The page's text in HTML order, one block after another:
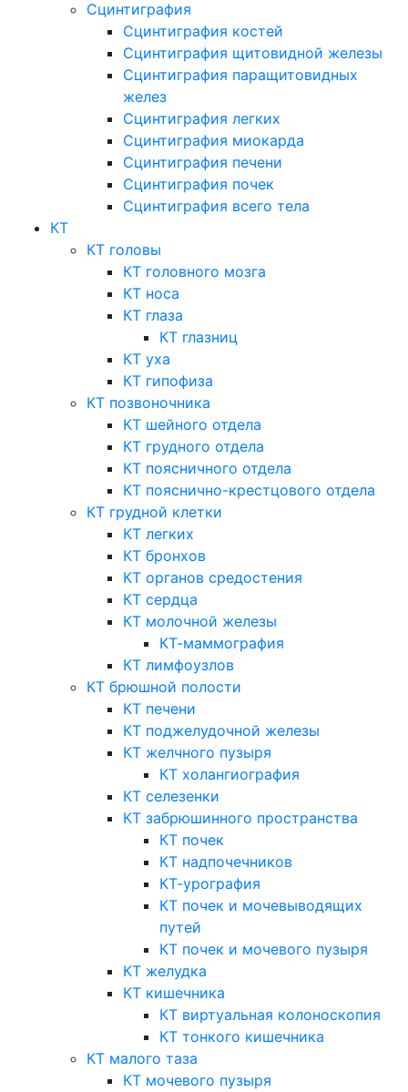
Сцинтиграфия
Сцинтиграфия костей
Сцинтиграфия щитовидной железы
Сцинтиграфия паращитовидных
желез
Сцинтиграфия легких
Сцинтиграфия миокарда
Сцинтиграфия печени
Сцинтиграфия почек
Сцинтиграфия всего тела
КТ
КТ головы
КТ головного мозга
КТ носа
КТ глаза
КТ глазниц
КТ уха
КТ гипофиза
КТ позвоночника
КТ шейного отдела
КТ грудного отдела
КТ поясничного отдела
КТ пояснично-крестцового отдела
КТ грудной клетки
КТ легких
КТ бронхов
КТ органов средостения
КТ сердца
КТ молочной железы
КТ-маммография
КТ лимфоузлов
КТ брюшной полости
КТ печени
КТ поджелудочной железы
КТ желчного пузыря
КТ холангиография
КТ селезенки
КТ забрюшинного пространства
КТ почек
КТ надпочечников
КТ-урография
КТ почек и мочевыводящих
путей
КТ почек и мочевого пузыря
КТ желудка
КТ кишечника
КТ виртуальная колоноскопия
КТ тонкого кишечника
КТ малого таза
КТ мочевого пузыря